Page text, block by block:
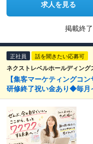
求人を見る
掲載終
正社員 話を聞きたい応募可
ネクストレベルホールディング
【集客マーケティングコ
研修終了祝い金あり◆毎